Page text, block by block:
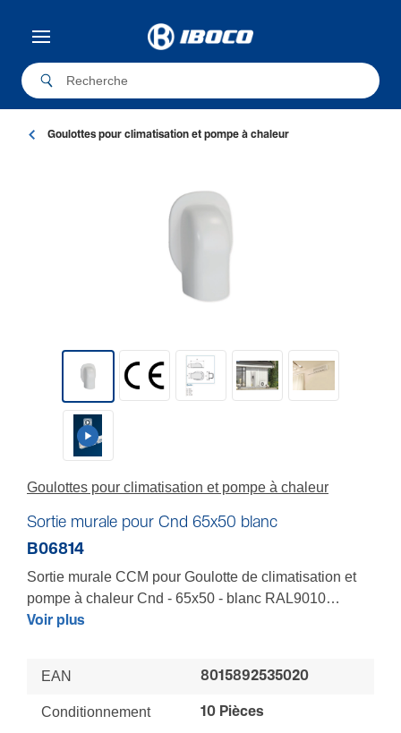
Goulottes pour climatisation et pompe à chaleur
Goulottes pour climatisation et pompe à chaleur
Sortie murale pour Cnd 65x50 blanc
B06814
Sortie murale CCM pour Goulotte de climatisation et
pompe à chaleur Cnd - 65x50 - blanc RAL9010
La forme du CCM permet de respecter le rayon de
vis
LES + : Facilité de mise en oeuvre - Gain de temps -
Voir plus
EAN 8015892535020
Conditionnement 10 Pièces